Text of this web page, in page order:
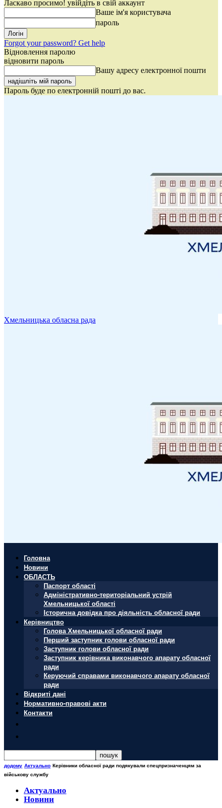
Ласкаво просимо! увійдіть в свій аккаунт
Ваше ім'я користувача
пароль
Forgot your password? Get help
Відновлення паролю
відновити пароль
Вашу адресу електронної пошти
Пароль буде по електронній пошті до вас.
Хмельницька обласна рада
Головна
Новини
ОБЛАСТЬ
Паспорт області
Адміністративно-територіальний устрій
Хмельницької області
Історична довідка про діяльність обласної ради
Керівництво
Голова Хмельницької обласної ради
Перший заступник голови обласної ради
Заступник голови обласної ради
Заступник керівника виконавчого апарату обласної
ради
Керуючий справами виконавчого апарату обласної
ради
Відкриті дані
Нормативно-правові акти
Контакти
додому Актуально Керівники обласної ради подякували спецпризначенцям за
військову службу
Актуально
Новини